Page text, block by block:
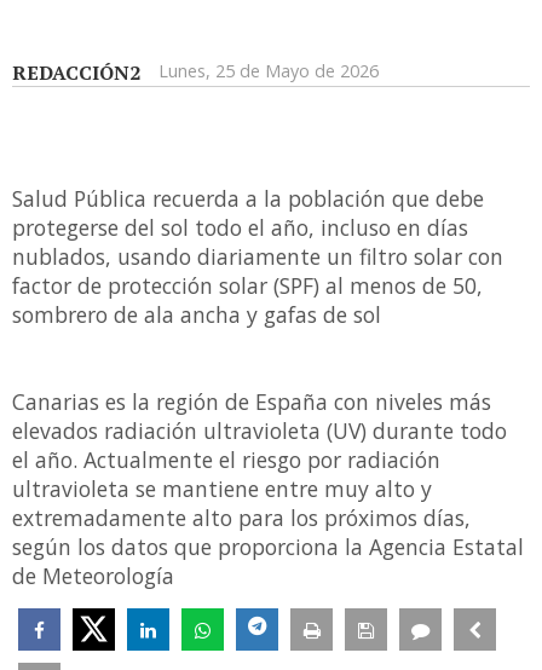
REDACCIÓN2 Lunes, 25 de Mayo de 2026
Salud Pública recuerda a la población que debe
protegerse del sol todo el año, incluso en días
nublados, usando diariamente un filtro solar con
factor de protección solar (SPF) al menos de 50,
sombrero de ala ancha y gafas de sol
Canarias es la región de España con niveles más
elevados radiación ultravioleta (UV) durante todo
el año. Actualmente el riesgo por radiación
ultravioleta se mantiene entre muy alto y
extremadamente alto para los próximos días,
según los datos que proporciona la Agencia Estatal
de Meteorología